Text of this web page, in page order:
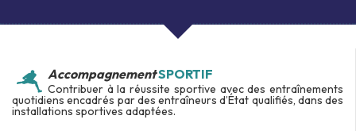
AccompagnementSPORTIF
Contribuer à la réussite sportive avec des entraînements
quotidiens encadrés par des entraîneurs d’État qualifiés, dans des
installations sportives adaptées.